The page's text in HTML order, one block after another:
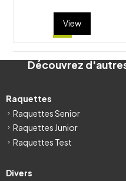
View
Découvrez
Raquettes
Raquettes Senior
Raquettes Junior
Raquettes Test
Divers